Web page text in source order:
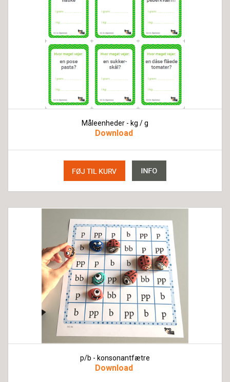
Måleenheder - kg / g
Download
p/b - konsonantfætre
Download